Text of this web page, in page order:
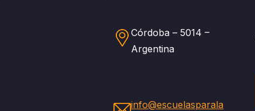
Córdoba – 5014 –
Argentina
info@escuelasparala